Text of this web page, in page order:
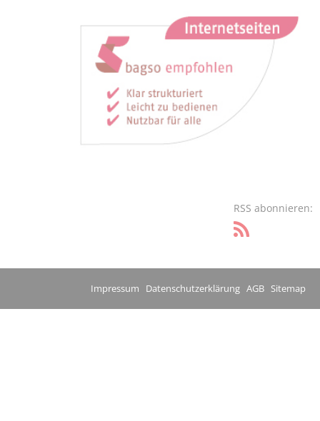
RSS abonnieren:
Impressum Datenschutzerklärung AGB Sitemap